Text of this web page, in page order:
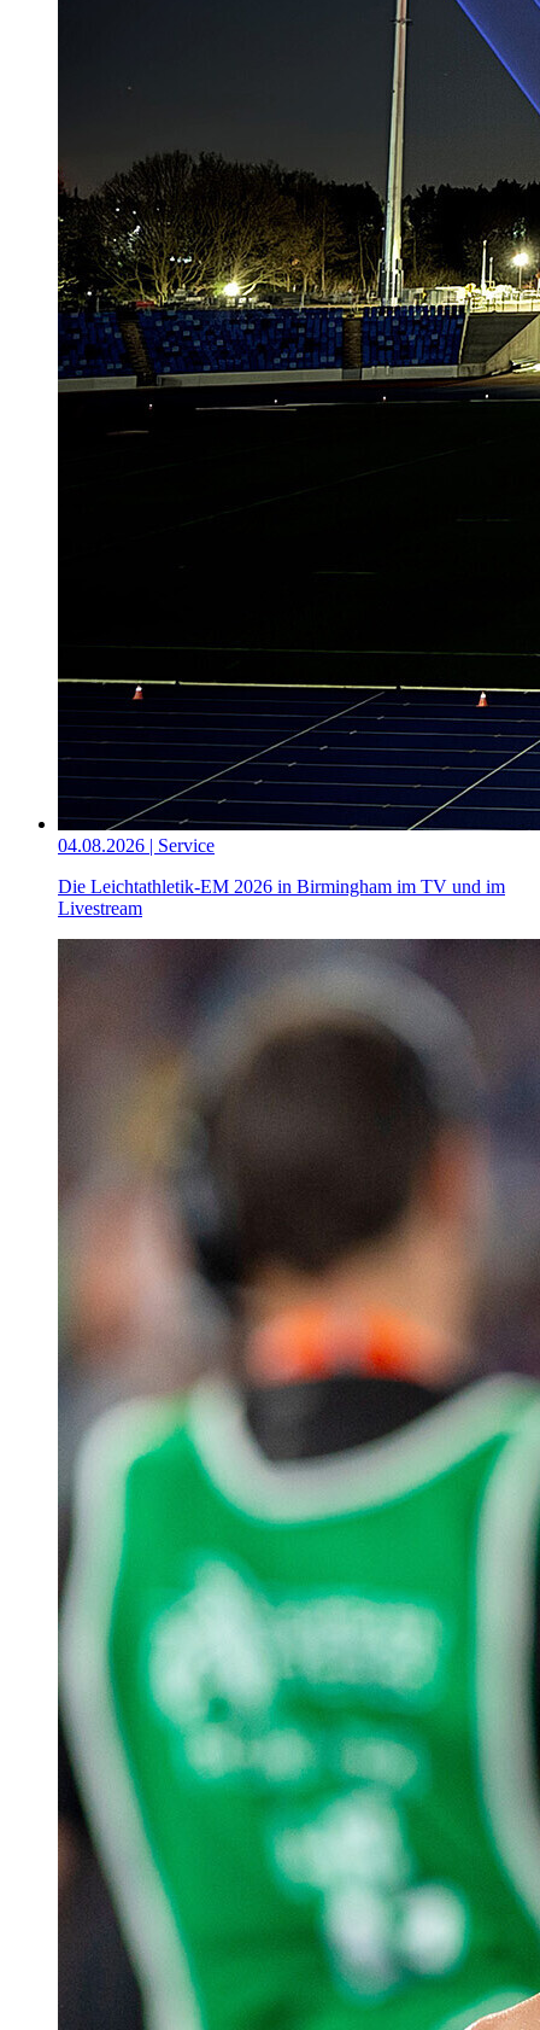
04.08.2026 | Service
Die Leichtathletik-EM 2026 in Birmingham im TV und im
Livestream